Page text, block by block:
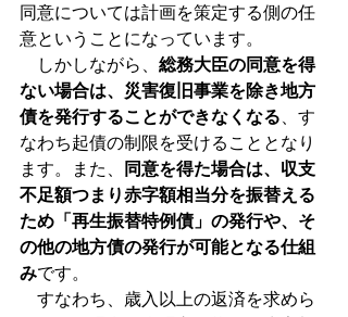
同意については計画を策定する側の任
意ということになっています。
しかしながら、 総務大臣の同意を得
ない場合は、災害復旧事業を除き地方
債を発行することができなくなる、す
なわち起債の制限を受けることとなり
ます。また、
同意を得た場合は、収支
不足額つまり赤字額相当分を振替える
ため「再生振替特例債」の発行や、そ
の他の地方債の発行が可能となる仕組
みです。
すなわち、歳入以上の返済を求めら